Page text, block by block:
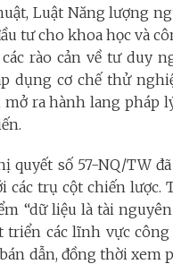
Luật Năng lượng
tư cho khoa học và
rào cản về tư duy
dụng cơ chế thử
mở ra hành lang pháp
quyết số 57-NQ/TW
các trụ cột chiến lược.
“dữ liệu là tài
triển các lĩnh vực
dẫn, đồng thời xem